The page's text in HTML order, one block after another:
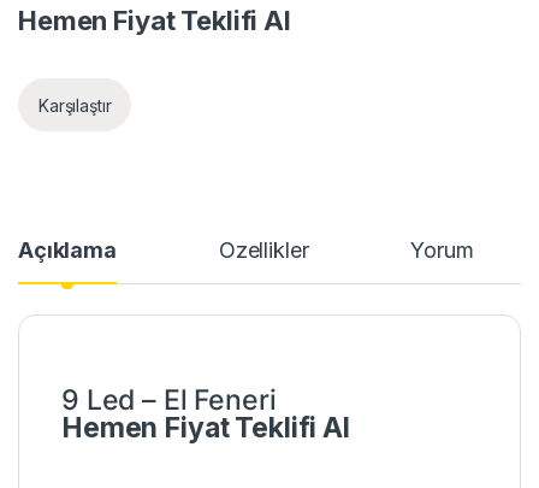
Hemen Fiyat Teklifi Al
Karşılaştır
Açıklama Özellikler Yorum
9 Led – El Feneri
Hemen Fiyat Teklifi Al